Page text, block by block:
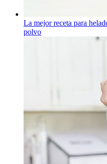
La mejor receta para
polvo